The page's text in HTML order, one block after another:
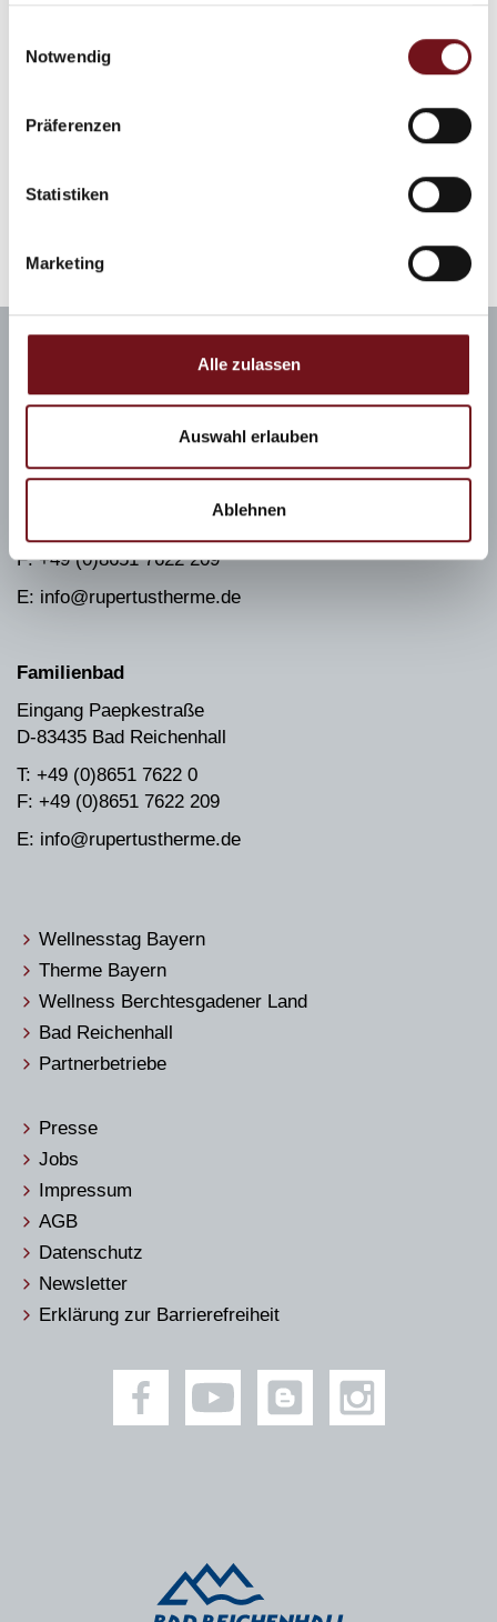
Notwendig
Präferenzen
Statistiken
Marketing
Alle zulassen
Auswahl erlauben
Ablehnen
Eingang Friedrich-Ebert-Allee 21
F: +49 (0)8651 7622 209
E: info@rupertustherme.de
Familienbad
Eingang Paepkestraße
D-83435 Bad Reichenhall
T: +49 (0)8651 7622 0
F: +49 (0)8651 7622 209
E: info@rupertustherme.de
Wellnesstag Bayern
Therme Bayern
Wellness Berchtesgadener Land
Bad Reichenhall
Partnerbetriebe
Presse
Jobs
Impressum
AGB
Datenschutz
Newsletter
Erklärung zur Barrierefreiheit